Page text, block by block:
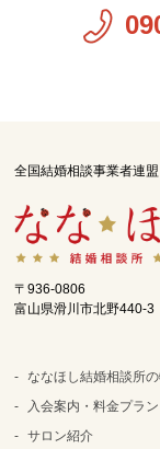
全国結婚相談事業者連
〒936-0806
富山県滑川市北野440-3
ななほし結婚相談所
入会案内・料金プラン
サロン紹介